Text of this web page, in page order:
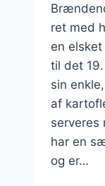
ret med
en
til det
sin
af
serveres
har en
og er…